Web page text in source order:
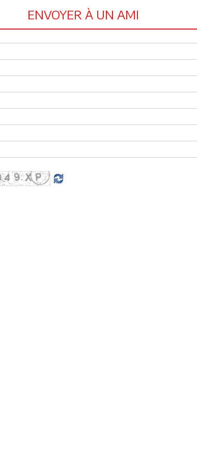
ENVOYER À UN AMI